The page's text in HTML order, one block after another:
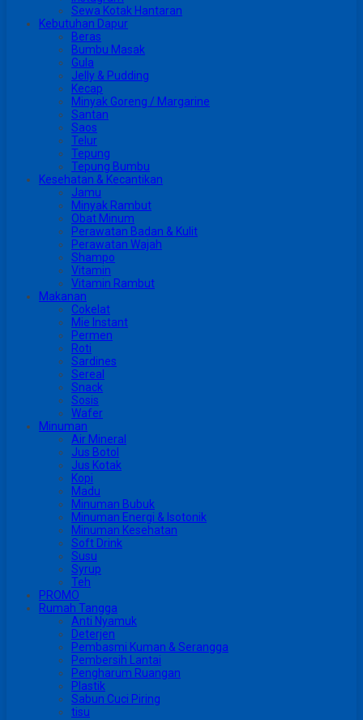
Sewa Kotak Hantaran
Kebutuhan Dapur
Beras
Bumbu Masak
Gula
Jelly & Pudding
Kecap
Minyak Goreng / Margarine
Santan
Saos
Telur
Tepung
Tepung Bumbu
Kesehatan & Kecantikan
Jamu
Minyak Rambut
Obat Minum
Perawatan Badan & Kulit
Perawatan Wajah
Shampo
Vitamin
Vitamin Rambut
Makanan
Cokelat
Mie Instant
Permen
Roti
Sardines
Sereal
Snack
Sosis
Wafer
Minuman
Air Mineral
Jus Botol
Jus Kotak
Kopi
Madu
Minuman Bubuk
Minuman Energi & Isotonik
Minuman Kesehatan
Soft Drink
Susu
Syrup
Teh
PROMO
Rumah Tangga
Anti Nyamuk
Deterjen
Pembasmi Kuman & Serangga
Pembersih Lantai
Pengharum Ruangan
Plastik
Sabun Cuci Piring
tisu